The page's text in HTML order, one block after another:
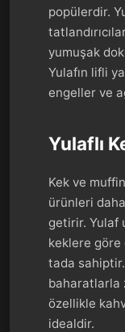
popülerdir.
yumuşak
Yulafın lifli
engeller ve
Yulaflı
Kek ve
ürünleri
getirir. Yulaf
keklere göre
tada
baharatlarla
özellikle
idealdir.